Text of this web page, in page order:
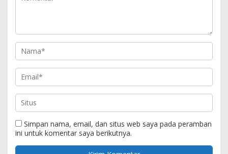
Simpan nama, email, dan situs web saya pada peramban
ini untuk komentar saya berikutnya.